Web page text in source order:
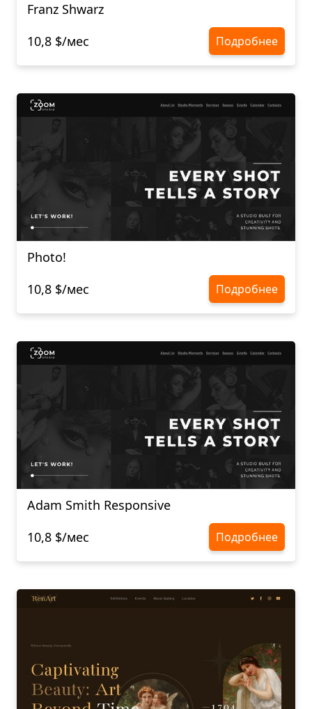
Franz Shwarz
10,8 $/мес
Подробнее
Photo!
10,8 $/мес
Подробнее
Adam Smith Responsive
10,8 $/мес
Подробнее